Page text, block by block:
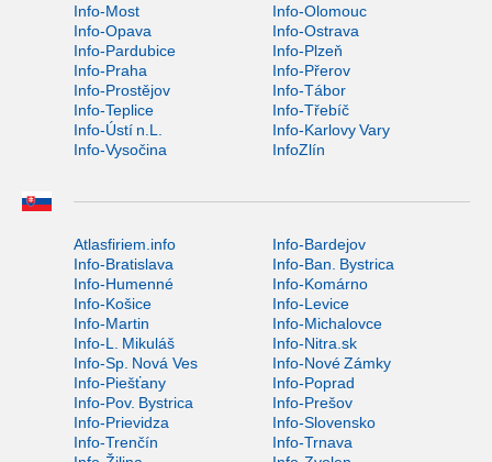
Info-Most
Info-Olomouc
Info-Opava
Info-Ostrava
Info-Pardubice
Info-Plzeň
Info-Praha
Info-Přerov
Info-Prostějov
Info-Tábor
Info-Teplice
Info-Třebíč
Info-Ústí n.L.
Info-Karlovy Vary
Info-Vysočina
InfoZlín
Atlasfiriem.info
Info-Bardejov
Info-Bratislava
Info-Ban. Bystrica
Info-Humenné
Info-Komárno
Info-Košice
Info-Levice
Info-Martin
Info-Michalovce
Info-L. Mikuláš
Info-Nitra.sk
Info-Sp. Nová Ves
Info-Nové Zámky
Info-Piešťany
Info-Poprad
Info-Pov. Bystrica
Info-Prešov
Info-Prievidza
Info-Slovensko
Info-Trenčín
Info-Trnava